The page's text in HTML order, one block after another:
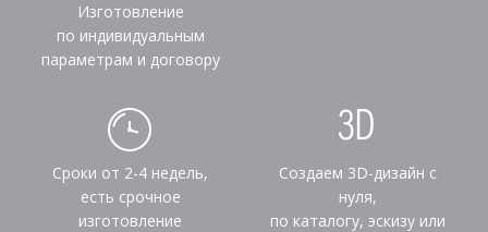
Изготовление
по индивидуальным
параметрам и договору
Сроки от 2-4 недель,
есть срочное
изготовление
Создаем 3D-дизайн с
нуля,
по каталогу, эскизу или